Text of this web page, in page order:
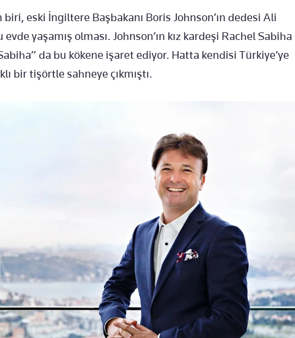
biri, eski İngiltere Başbakanı Boris Johnson’ın dedesi Ali
yaşamış olması. Johnson’ın kız kardeşi Rachel Sabiha
da bu kökene işaret ediyor. Hatta kendisi Türkiye’ye
bir tişörtle sahneye çıkmıştı.